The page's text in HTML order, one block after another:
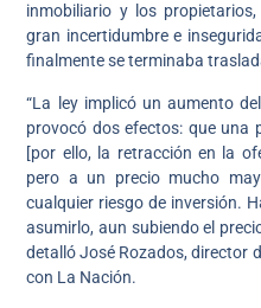
inmobiliario y los
gran incertidumbre e
finalmente se terminaba
“La ley implicó un aumento
provocó dos efectos: que una
[por ello, la retracción en la
pero a un precio mucho
cualquier riesgo de inversión.
asumirlo, aun subiendo el
detalló José Rozados, director
con La Nación.